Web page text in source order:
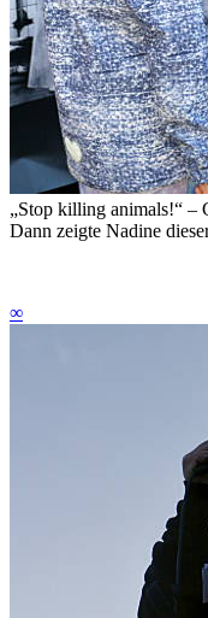
„Stop killing animals!“ –
Dann zeigte Nadine
∞